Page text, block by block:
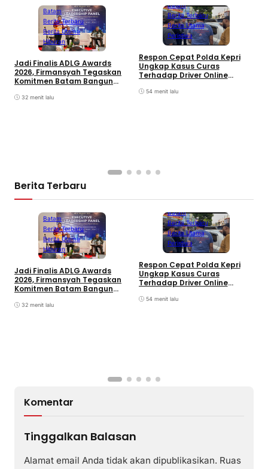
Batam
Berita Terbaru
Berita Utama
Hiburan
Jadi Finalis ADLG Awards
2026, Firmansyah Tegaskan
Komitmen Batam Bangun
32 menit lalu
Batam
Berita Terbaru
Berita Utama
Peristiwa
Respon Cepat Polda Kepri
Ungkap Kasus Curas
Terhadap Driver Online
54 menit lalu
Berita Terbaru
Batam
Berita Terbaru
Berita Utama
Hiburan
Jadi Finalis ADLG Awards
2026, Firmansyah Tegaskan
Komitmen Batam Bangun
32 menit lalu
Batam
Berita Terbaru
Berita Utama
Peristiwa
Respon Cepat Polda Kepri
Ungkap Kasus Curas
Terhadap Driver Online
54 menit lalu
Komentar
Tinggalkan Balasan
Alamat email Anda tidak akan dipublikasikan. Ruas